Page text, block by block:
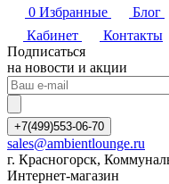
0 Избранные Блог
Кабинет
Контакты
Подписаться
на новости и акции
+7(499)553-06-70
sales@ambientlounge.ru
г. Красногорск,
Интернет-магазин